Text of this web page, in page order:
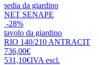
sedia da giardino
NET SENAPE
-28%
tavolo da giardino
RIO 140/210 ANTRACIT
736,00€
531,10€IVA escl.